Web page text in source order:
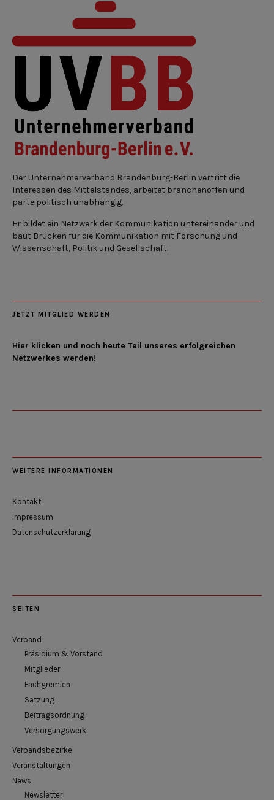
Der Unternehmerverband Brandenburg-Berlin vertritt die
Interessen des Mittelstandes, arbeitet branchenoffen und
parteipolitisch unabhängig.
Er bildet ein Netzwerk der Kommunikation untereinander und
baut Brücken für die Kommunikation mit Forschung und
Wissenschaft, Politik und Gesellschaft.
JETZT MITGLIED WERDEN
Hier klicken und noch heute Teil unseres erfolgreichen
Netzwerkes werden!
WEITERE INFORMATIONEN
Kontakt
Impressum
Datenschutzerklärung
SEITEN
Verband
Präsidium & Vorstand
Mitglieder
Fachgremien
Satzung
Beitragsordnung
Versorgungswerk
Verbandsbezirke
Veranstaltungen
News
Newsletter